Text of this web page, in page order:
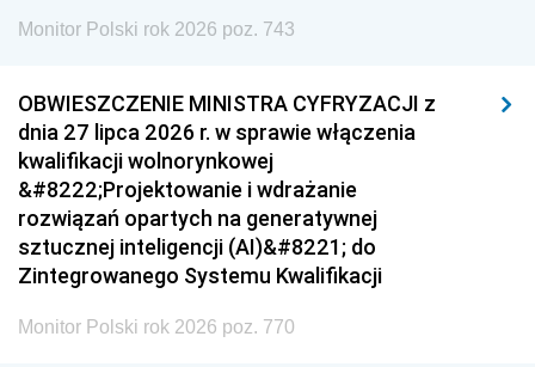
Monitor Polski rok 2026 poz. 743
OBWIESZCZENIE MINISTRA CYFRYZACJI z
dnia 27 lipca 2026 r. w sprawie włączenia
kwalifikacji wolnorynkowej
&#8222;Projektowanie i wdrażanie
rozwiązań opartych na generatywnej
sztucznej inteligencji (AI)&#8221; do
Zintegrowanego Systemu Kwalifikacji
Monitor Polski rok 2026 poz. 770